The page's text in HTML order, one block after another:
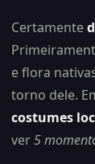
Certamente
e flora
torno dele.
costumes
ver5